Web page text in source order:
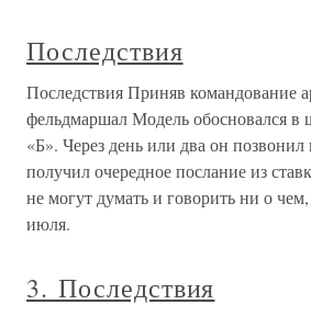
Последствия
Последствия Приняв командование
фельдмаршал Модель обосновался в
«Б». Через день или два он
получил очередное послание из
не могут думать и говорить ни о
июля.
3. Последствия